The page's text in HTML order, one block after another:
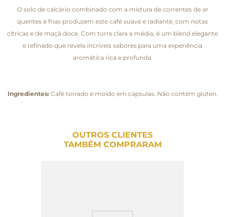
O solo de calcário combinado com a mistura de correntes de ar
quentes e frias produzem este café suave e radiante, com notas
cítricas e de maçã doce. Com torra clara a média, é um blend elegante
e refinado que revela incríveis sabores para uma experiência
aromática rica e profunda.
Ingredientes:Café torrado e moído em cápsulas. Não contém glúten.
OUTROS CLIENTES
TAMBÉM COMPRARAM